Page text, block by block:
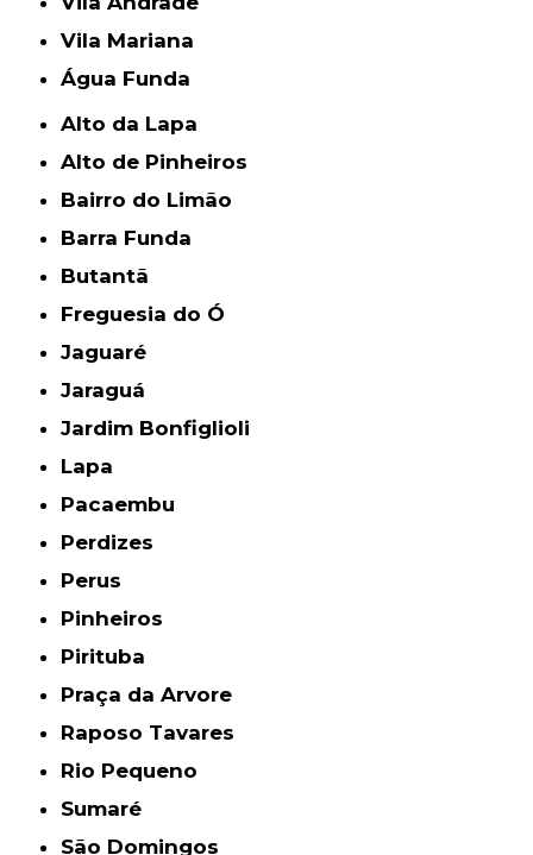
Vila Mariana
Água Funda
Alto da Lapa
Alto de Pinheiros
Bairro do Limão
Barra Funda
Butantã
Freguesia do Ó
Jaguaré
Jaraguá
Jardim Bonfiglioli
Lapa
Pacaembu
Perdizes
Perus
Pinheiros
Pirituba
Praça da Arvore
Raposo Tavares
Rio Pequeno
Sumaré
São Domingos